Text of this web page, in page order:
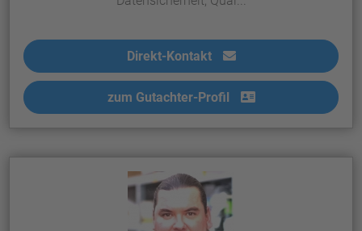
Direkt-Kontakt
zum Gutachter-Profil